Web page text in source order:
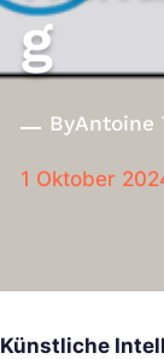
g
ByAntoine
1 Oktober
Künstliche